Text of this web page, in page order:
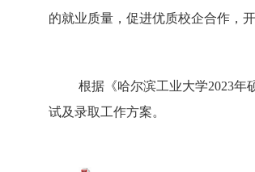
的就业质量，促进优质校企合作，
根据《哈尔滨工业大学2023年
试及录取工作方案。